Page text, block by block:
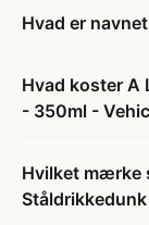
Hvad er
Hvad koster A
- 350ml -
Hvilket mærke